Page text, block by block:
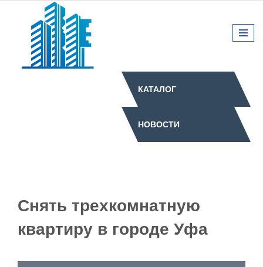
КАТАЛОГ
НОВОСТИ
Снять трехкомнатную
квартиру в городе Уфа